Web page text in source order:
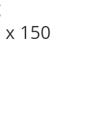
150